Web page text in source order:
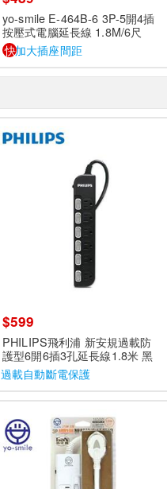
yo-smile E-464B-6 3P-5開4插
按壓式電腦延長線 1.8M/6尺
快加大插座間距
$599
PHILIPS飛利浦 新安規過載防
護型6開6插3孔延長線1.8米 黑
色 CHP3460BA
過載自動斷電保護